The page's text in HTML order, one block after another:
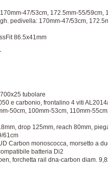
47/53cm, 172.5mm-55/59cm,
pedivella: 170mm-47/53cm,
86.5x41mm
tubolare
e carbonio, frontalino 4 viti
50cm, 100mm-53cm, 110mm-
drop 125mm, reach 80mm,
61cm
Carbon monoscocca, morsetto a
batteria Di2
forchetta rail dna-carbon diam.